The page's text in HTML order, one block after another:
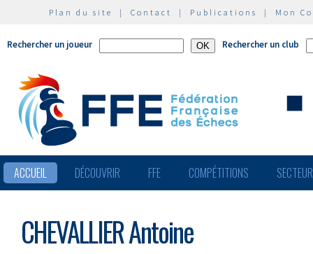
Plan du site | Contact | Publications | Mon
Rechercher un joueur Rechercher un club
ACCUEIL DÉCOUVRIR FFE COMPÉTITIONS
CHEVALLIER Antoine